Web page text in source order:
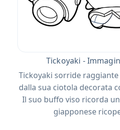
Tickoyaki -
Tickoyaki sorride
dalla sua ciotola decorata
Il suo buffo viso ricorda
giapponese